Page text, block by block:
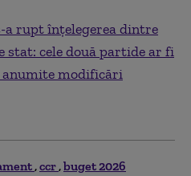
a rupt înțelegerea dintre
stat: cele două partide ar fi
anumite modificări
ccr buget 2026